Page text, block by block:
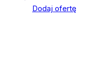
Dodaj ofertę